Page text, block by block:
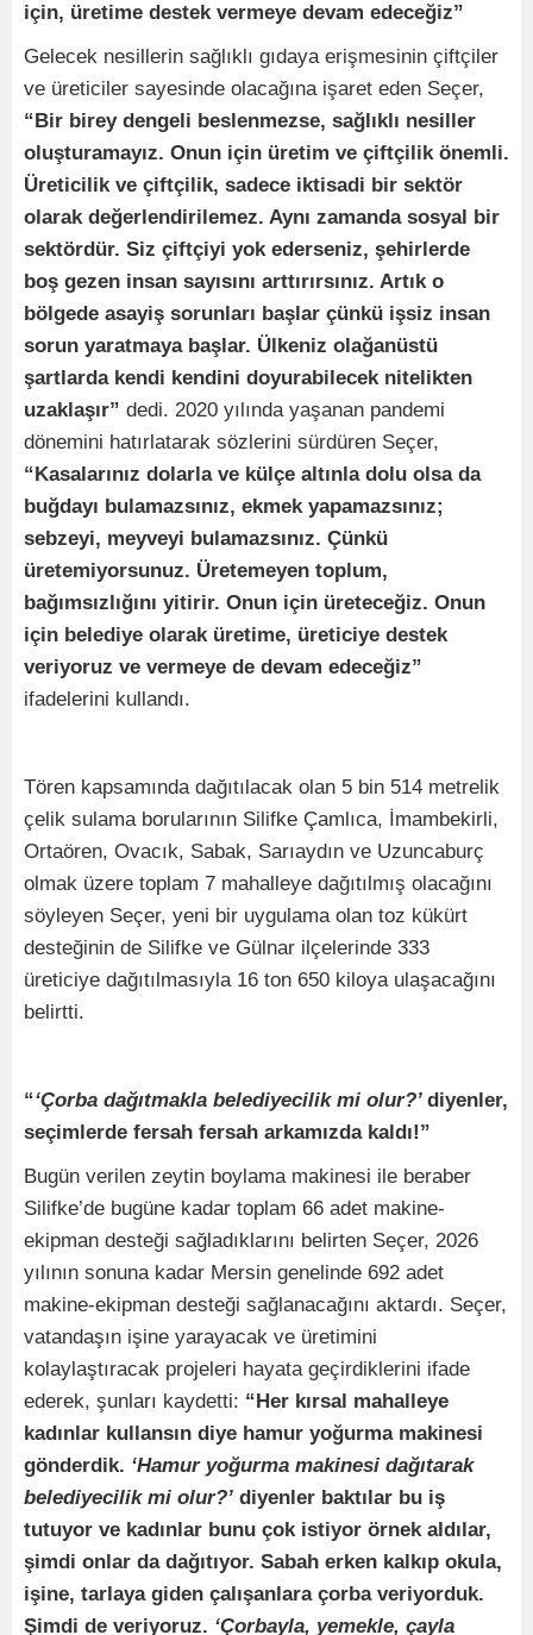
için, üretime destek vermeye devam edeceğiz”
Gelecek nesillerin sağlıklı gıdaya erişmesinin çiftçiler
ve üreticiler sayesinde olacağına işaret eden Seçer,
“Bir birey dengeli beslenmezse, sağlıklı nesiller
oluşturamayız. Onun için üretim ve çiftçilik önemli.
Üreticilik ve çiftçilik, sadece iktisadi bir sektör
olarak değerlendirilemez. Aynı zamanda sosyal bir
sektördür. Siz çiftçiyi yok ederseniz, şehirlerde
boş gezen insan sayısını arttırırsınız. Artık o
bölgede asayiş sorunları başlar çünkü işsiz insan
sorun yaratmaya başlar. Ülkeniz olağanüstü
şartlarda kendi kendini doyurabilecek nitelikten
uzaklaşır” dedi. 2020 yılında yaşanan pandemi
dönemini hatırlatarak sözlerini sürdüren Seçer,
“Kasalarınız dolarla ve külçe altınla dolu olsa da
buğdayı bulamazsınız, ekmek yapamazsınız;
sebzeyi, meyveyi bulamazsınız. Çünkü
üretemiyorsunuz. Üretemeyen toplum,
bağımsızlığını yitirir. Onun için üreteceğiz. Onun
için belediye olarak üretime, üreticiye destek
veriyoruz ve vermeye de devam edeceğiz”
ifadelerini kullandı.
Tören kapsamında dağıtılacak olan 5 bin 514 metrelik
çelik sulama borularının Silifke Çamlıca, İmambekirli,
Ortaören, Ovacık, Sabak, Sarıaydın ve Uzuncaburç
olmak üzere toplam 7 mahalleye dağıtılmış olacağını
söyleyen Seçer, yeni bir uygulama olan toz kükürt
desteğinin de Silifke ve Gülnar ilçelerinde 333
üreticiye dağıtılmasıyla 16 ton 650 kiloya ulaşacağını
belirtti.
“‘Çorba dağıtmakla belediyecilik mi olur?’ diyenler,
seçimlerde fersah fersah arkamızda kaldı!”
Bugün verilen zeytin boylama makinesi ile beraber
Silifke’de bugüne kadar toplam 66 adet makine-
ekipman desteği sağladıklarını belirten Seçer, 2026
yılının sonuna kadar Mersin genelinde 692 adet
makine-ekipman desteği sağlanacağını aktardı. Seçer,
vatandaşın işine yarayacak ve üretimini
kolaylaştıracak projeleri hayata geçirdiklerini ifade
ederek, şunları kaydetti: “Her kırsal mahalleye
kadınlar kullansın diye hamur yoğurma makinesi
gönderdik. ‘Hamur yoğurma makinesi dağıtarak
belediyecilik mi olur?’ diyenler baktılar bu iş
tutuyor ve kadınlar bunu çok istiyor örnek aldılar,
şimdi onlar da dağıtıyor. Sabah erken kalkıp okula,
işine, tarlaya giden çalışanlara çorba veriyorduk.
Şimdi de veriyoruz. ‘Çorbayla, yemekle, çayla